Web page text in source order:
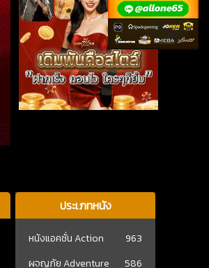
ประเภทหนัง
หนังแอคชั่น Action
963
ผจญภัย Adventure
586